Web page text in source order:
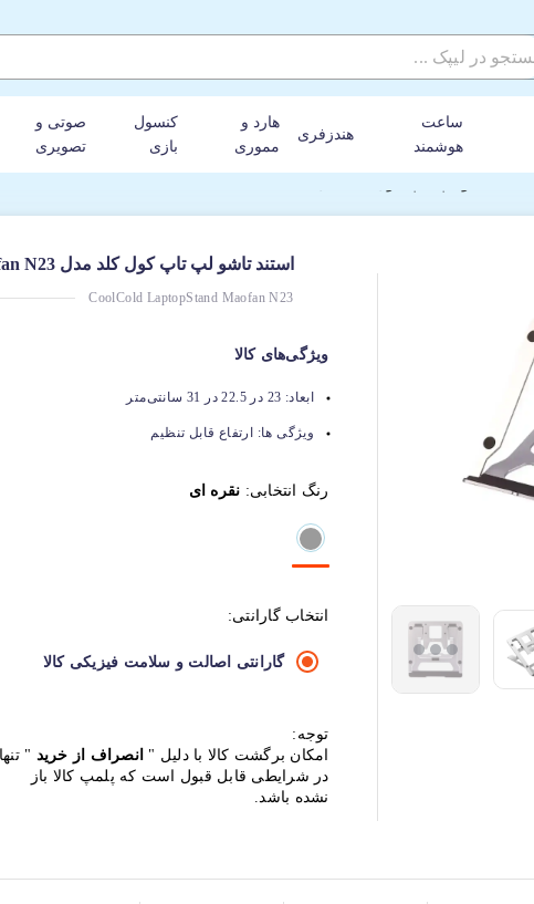
ساعت
هوشمند
هندزفری
هارد و
مموری
کنسول
بازی
صوتی و
تصویری
استند تاشو لپ تاپ کول کلد مدل Maofan N23
CoolCold LaptopStand Maofan N23
ویژگی‌های کالا
ابعاد: 23 در 22.5 در 31 سانتی‌متر
ویژگی ها: ارتفاع قابل تنظیم
رنگ انتخابی: نقره ای
انتخاب گارانتی:
گارانتی اصالت و سلامت فیزیکی کالا
توجه:
امکان برگشت کالا با دلیل " انصراف از خرید " تنها
در شرایطی قابل قبول است که پلمپ کالا باز
نشده باشد.